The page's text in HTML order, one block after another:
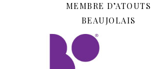
MEMBRE D’ATOUTS
BEAUJOLAIS